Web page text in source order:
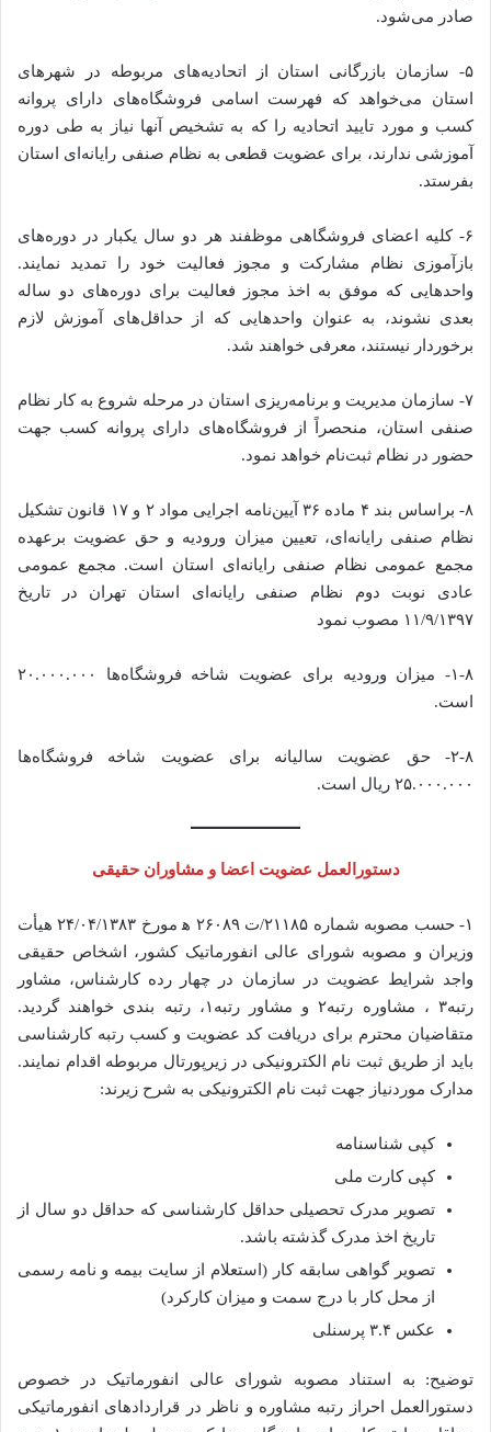
صادر می‌شود.
۵- سازمان بازرگانی استان از اتحادیه‌های مربوطه در شهرهای
استان می‌خواهد که فهرست اسامی فروشگاه‌های دارای پروانه
کسب و مورد تایید اتحادیه را که به تشخیص آنها نیاز به طی دوره
آموزشی ندارند، برای عضویت قطعی به نظام صنفی رایانه‌ای استان
بفرستد.
۶- کلیه اعضای فروشگاهی موظفند هر دو سال یکبار در دوره‌های
بازآموزی نظام مشارکت و مجوز فعالیت خود را تمدید نمایند.
واحدهایی که موفق به اخذ مجوز فعالیت برای دوره‌های دو ساله
بعدی نشوند، به عنوان واحدهایی که از حداقل‌های آموزش لازم
برخوردار نیستند، معرفی خواهند شد.
۷- سازمان مدیریت و برنامه‌ریزی استان در مرحله شروع به کار نظام
صنفی استان، منحصراً از فروشگاه‌های دارای پروانه کسب جهت
حضور در نظام ثبت‌نام خواهد نمود.
۸- براساس بند ۴ ماده ۳۶ آیین‌نامه اجرایی مواد ۲ و ۱۷ قانون تشکیل
نظام صنفی رایانه‌ای، تعیین میزان ورودیه و حق عضویت برعهده
مجمع عمومی نظام صنفی رایانه‌ای استان است. مجمع عمومی
عادی نوبت دوم نظام صنفی رایانه‌ای استان تهران در تاریخ
۱۱/۹/۱۳۹۷ مصوب نمود
۱-۸- میزان ورودیه برای عضویت‌ شاخه فروشگاه‌ها ۲۰.۰۰۰.۰۰۰
است.
۲-۸- حق عضویت سالیانه برای عضویت شاخه فروشگاه‌ها
۲۵.۰۰۰.۰۰۰ ریال است.
دستورالعمل عضویت اعضا و مشاوران حقیقی
۱- حسب مصوبه شماره ۲۱۱۸۵/ت ۲۶۰۸۹ ﻫ مورخ ۲۴/۰۴/۱۳۸۳ هیأت
وزیران و مصوبه شورای عالی انفورماتیک کشور، اشخاص حقیقی
واجد شرایط عضویت در سازمان در چهار رده کارشناس، مشاور
رتبه۳ ، مشاوره رتبه۲ و مشاور رتبه۱، رتبه بندی خواهند گردید.
متقاضیان محترم برای دریافت کد عضویت و کسب رتبه کارشناسی
باید از طریق ثبت نام الکترونیکی در زیرپورتال مربوطه اقدام نمایند.
مدارک موردنیاز جهت ثبت نام الکترونیکی به شرح زیرند:
کپی شناسنامه
کپی کارت ملی
تصویر مدرک تحصیلی حداقل کارشناسی که حداقل دو سال از
تاریخ اخذ مدرک گذشته باشد.
تصویر گواهی سابقه کار (استعلام از سایت بیمه و نامه رسمی
از محل کار با درج سمت و میزان کارکرد)
عکس ۳.۴ پرسنلی
توضیح: به استناد مصوبه شورای عالی انفورماتیک در خصوص
دستورالعمل احراز رتبه مشاوره و ناظر در قراردادهای انفورماتیکی